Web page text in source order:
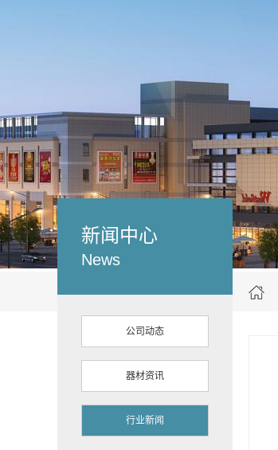
新闻中心
News
公司动态
器材资讯
行业新闻